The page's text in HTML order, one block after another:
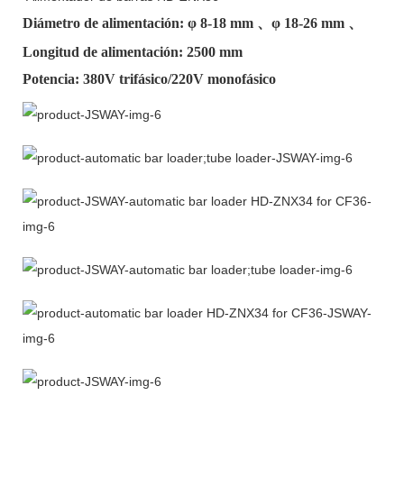
Diámetro de alimentación: φ 8-18 mm 、φ 18-26 mm 、
Longitud de alimentación: 2500 mm
Potencia: 380V trifásico/220V monofásico